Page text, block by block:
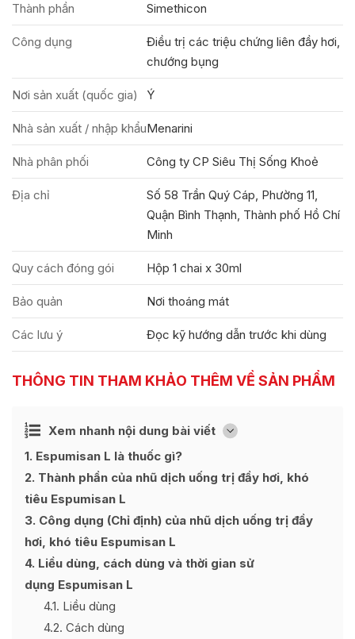
Thành phần Simethicon
Công dụng
Điều trị các triệu chứng liên đầy hơi,
chướng bụng
Nơi sản xuất (quốc gia) Ý
Nhà sản xuất / nhập khẩuMenarini
Nhà phân phối Công ty CP Siêu Thị Sống Khoẻ
Địa chỉ
Số 58 Trần Quý Cáp, Phường 11,
Quận Bình Thạnh, Thành phố Hồ Chí
Minh
Quy cách đóng gói Hộp 1 chai x 30ml
Bảo quản Nơi thoáng mát
Các lưu ý Đọc kỹ hướng dẫn trước khi dùng
THÔNG TIN THAM KHẢO THÊM VỀ SẢN PHẨM
Xem nhanh nội dung bài viết [
Ẩn
1 Espumisan L là thuốc gì?
2 Thành phần của nhũ dịch uống trị đầy hơi, khó
tiêu Espumisan L
3 Công dụng (Chỉ định) của nhũ dịch uống trị đầy
hơi, khó tiêu Espumisan L
4 Liều dùng, cách dùng và thời gian sử
dụng Espumisan L
4.1 Liều dùng
4.2 Cách dùng